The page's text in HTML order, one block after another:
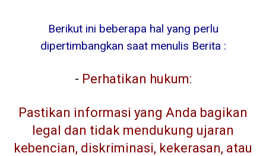
Berikut ini beberapa hal yang perlu
dipertimbangkan saat menulis Berita :
- Perhatikan hukum:
Pastikan informasi yang Anda bagikan
legal dan tidak mendukung ujaran
kebencian, diskriminasi, kekerasan, atau